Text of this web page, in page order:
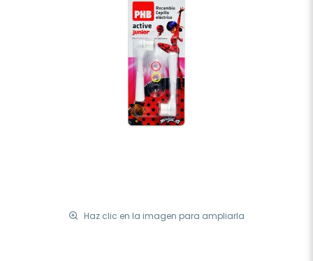
Haz clic en la imagen para ampliarla